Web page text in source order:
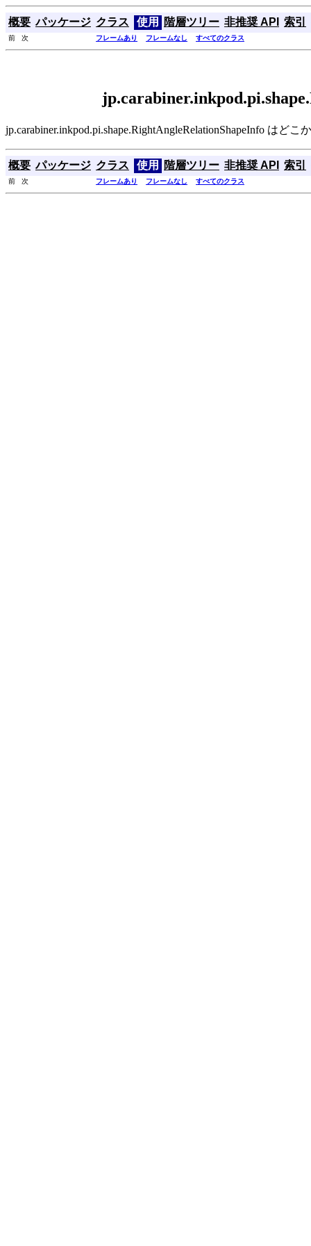
概要 パッケージ クラス 使用 階層ツリー 非推奨 API 索引
前 次 フレームあり フレームなし すべてのクラス
jp.carabiner.inkpod.pi.shape.RightAngleRelationShapeInfo はど
概要 パッケージ クラス 使用 階層ツリー 非推奨 API 索引
前 次 フレームあり フレームなし すべてのクラス